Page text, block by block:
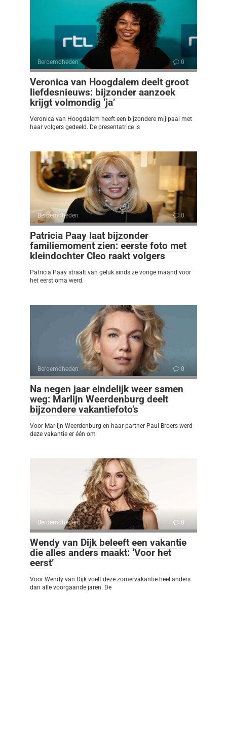
Beroemdheden 0
Veronica van Hoogdalem deelt groot
liefdesnieuws: bijzonder aanzoek
krijgt volmondig ‘ja’
Veronica van Hoogdalem heeft een bijzondere mijlpaal met
haar volgers gedeeld. De presentatrice is
Beroemdheden 0
Patricia Paay laat bijzonder
familiemoment zien: eerste foto met
kleindochter Cleo raakt volgers
Patricia Paay straalt van geluk sinds ze vorige maand voor
het eerst oma werd.
Beroemdheden 0
Na negen jaar eindelijk weer samen
weg: Marlijn Weerdenburg deelt
bijzondere vakantiefoto’s
Voor Marlijn Weerdenburg en haar partner Paul Broers werd
deze vakantie er één om
Beroemdheden 0
Wendy van Dijk beleeft een vakantie
die alles anders maakt: ‘Voor het
eerst’
Voor Wendy van Dijk voelt deze zomervakantie heel anders
dan alle voorgaande jaren. De